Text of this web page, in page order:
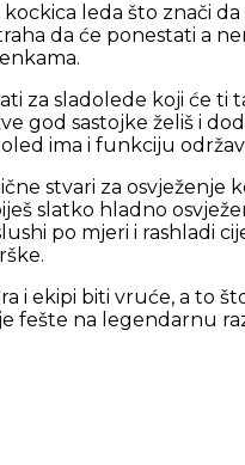
leda što znači
da će ponestati a
za sladolede koji će
god sastojke želiš i
ima i funkciju
stvari za osvježenje
slatko hladno
po mjeri i rashladi
i ekipi biti vruće, a to
fešte na legendarnu